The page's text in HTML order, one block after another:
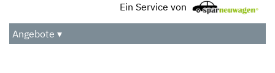
Audio
Das Beste
Ein Service von
Angebote ▾